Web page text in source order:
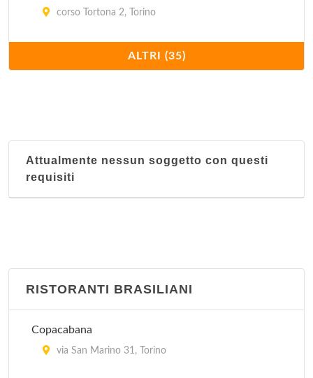
corso Tortona 2, Torino
corso Moncalieri 216/c, Torino
Du cheng
ALTRI (35)
Attualmente nessun soggetto con questi
requisiti
RISTORANTI BRASILIANI
Copacabana
via San Marino 31, Torino